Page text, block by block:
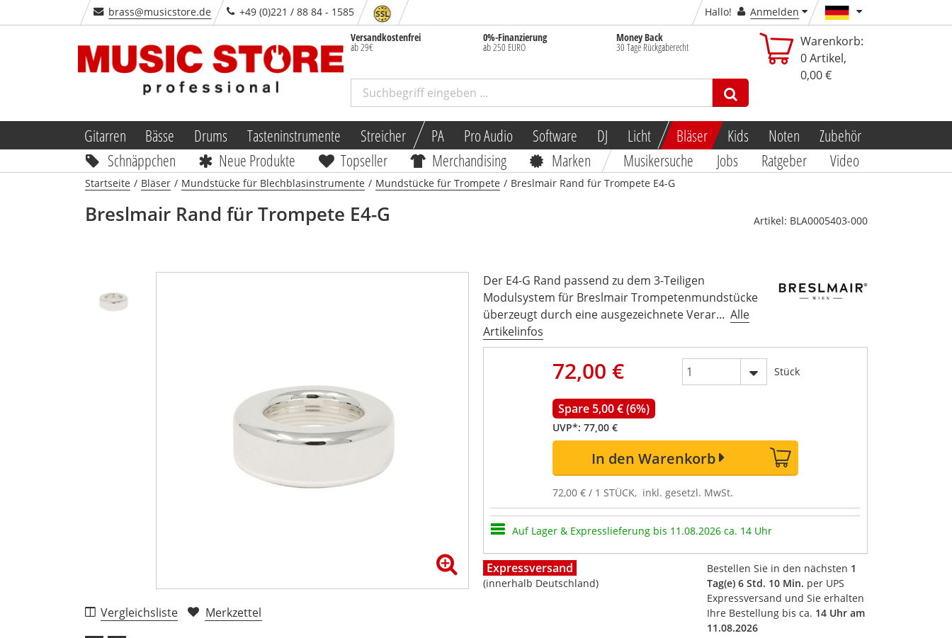
brass@musicstore.de +49 (0)221 / 88 84 - 1585 Hallo!
Anmelden
Versandkostenfrei
ab 29€
0%-Finanzierung
ab 250 EURO
Money Back
30 Tage Rückgaberecht
Warenkorb:
0 Artikel,
0,00 €
Gitarren Bässe Drums Tasteninstrumente Streicher PA Pro Audio Software DJ Licht Bläser Kids Noten
Zubehör
Schnäppchen
Neue Produkte Topseller Merchandising Marken Musikersuche Jobs Ratgeber Video
Startseite / Bläser / Mundstücke für Blechblasinstrumente / Mundstücke für Trompete / Breslmair Rand für Trompete E4-G
Breslmair Rand für Trompete E4-G Artikel: BLA0005403-000
Vergleichsliste Merkzettel
Der E4-G Rand passend zu dem 3-Teiligen
Modulsystem für Breslmair Trompetenmundstücke
überzeugt durch eine ausgezeichnete Verar... Alle
Artikelinfos
72,00 € Stück
Spare 5,00 € (6%)
UVP*: 77,00 €
In den Warenkorb
72,00 € / 1 STÜCK, inkl. gesetzl. MwSt.
Auf Lager & Expresslieferung bis 11.08.2026 ca. 14 Uhr
Expressversand
(innerhalb Deutschland)
Bestellen Sie in den nächsten 1
Tag(e) 6 Std. 10 Min. per UPS
Expressversand und Sie erhalten
Ihre Bestellung bis ca. 14 Uhr am
11.08.2026